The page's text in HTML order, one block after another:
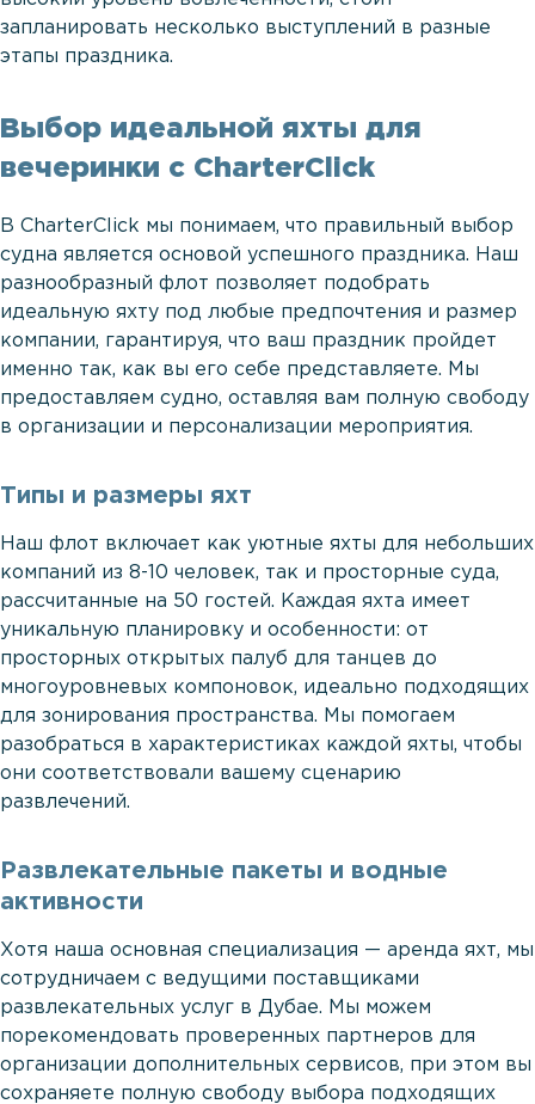
запланировать несколько выступлений в разные
этапы праздника.
Выбор идеальной яхты для
вечеринки с CharterClick
В CharterClick мы понимаем, что правильный выбор
судна является основой успешного праздника. Наш
разнообразный флот позволяет подобрать
идеальную яхту под любые предпочтения и размер
компании, гарантируя, что ваш праздник пройдет
именно так, как вы его себе представляете. Мы
предоставляем судно, оставляя вам полную свободу
в организации и персонализации мероприятия.
Типы и размеры яхт
Наш флот включает как уютные яхты для небольших
компаний из 8-10 человек, так и просторные суда,
рассчитанные на 50 гостей. Каждая яхта имеет
уникальную планировку и особенности: от
просторных открытых палуб для танцев до
многоуровневых компоновок, идеально подходящих
для зонирования пространства. Мы помогаем
разобраться в характеристиках каждой яхты, чтобы
они соответствовали вашему сценарию
развлечений.
Развлекательные пакеты и водные
активности
Хотя наша основная специализация — аренда яхт, мы
сотрудничаем с ведущими поставщиками
развлекательных услуг в Дубае. Мы можем
порекомендовать проверенных партнеров для
организации дополнительных сервисов, при этом вы
сохраняете полную свободу выбора подходящих